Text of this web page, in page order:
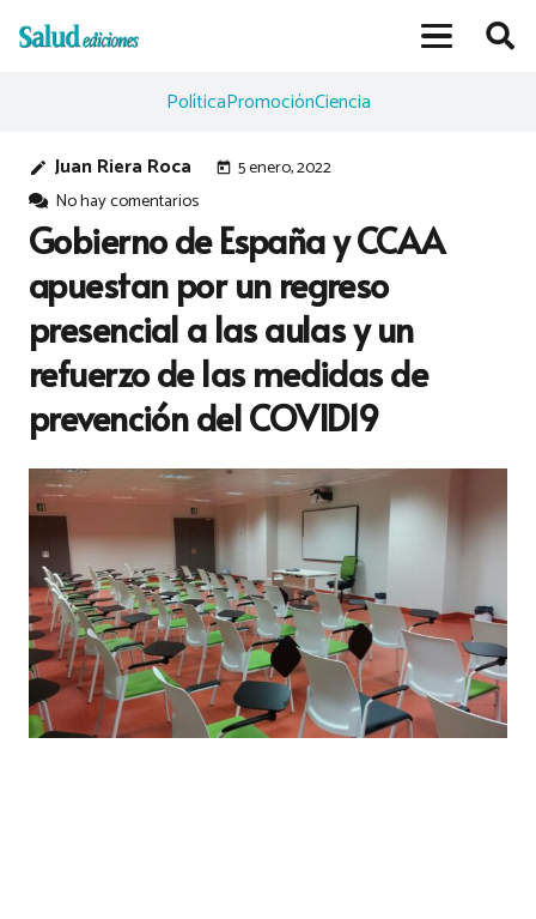
PolíticaPromociónCiencia
edit Juan Riera Roca today 5 enero, 2022
No hay comentarios
Gobierno de España y CCAA
apuestan por un regreso
presencial a las aulas y un
refuerzo de las medidas de
prevención del COVID19